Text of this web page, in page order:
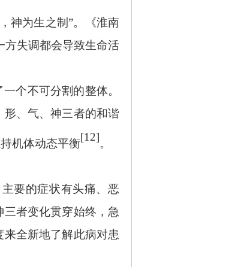
神为生之制”。《淮南
方失调都会导致生命活
个不可分割的整体。
、气、神三者的和谐
机体动态平衡
[12]
。
要的症状有头痛、恶
者变化贯穿始终，急
全新地了解此病对患